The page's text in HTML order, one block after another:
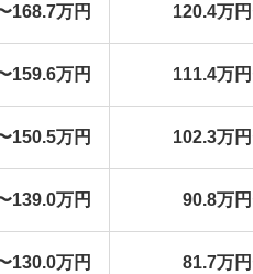
168.7万円 120.4万
159.6万円 111.4万
150.5万円 102.3万
139.0万円 90.8万
130.0万円 81.7万